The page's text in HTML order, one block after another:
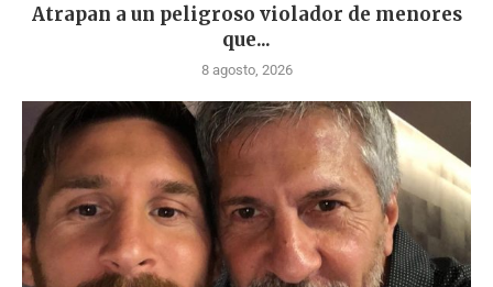
Atrapan a un peligroso violador de menores
que...
8 agosto, 2026